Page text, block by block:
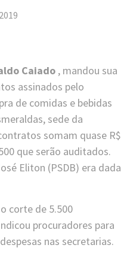
Caiado , mandou sua
assinados pelo
de comidas e bebidas
sede da
somam quase R$
que serão auditados.
Eliton (PSDB) era dada
corte de 5.500
procuradores para
nas secretarias.